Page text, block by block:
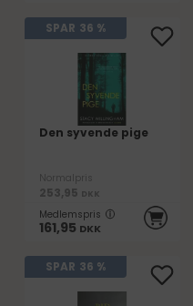
SPAR 36 %
Den syvende pige
Normalpris
253,95 DKK
Medlemspris
161,95 DKK
SPAR 36 %